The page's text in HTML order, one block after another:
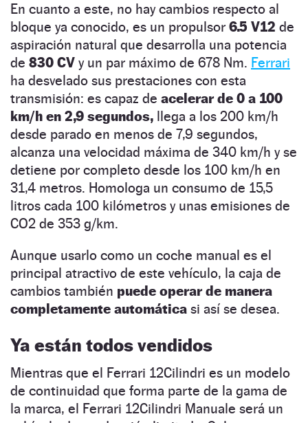
En cuanto a este, no hay cambios respecto al
bloque ya conocido, es un propulsor 6.5 V12 de
aspiración natural que desarrolla una potencia
de 830 CV y un par máximo de 678 Nm. Ferrari
ha desvelado sus prestaciones con esta
transmisión: es capaz de acelerar de 0 a 100
km/h en 2,9 segundos, llega a los 200 km/h
desde parado en menos de 7,9 segundos,
alcanza una velocidad máxima de 340 km/h y se
detiene por completo desde los 100 km/h en
31,4 metros. Homologa un consumo de 15,5
litros cada 100 kilómetros y unas emisiones de
CO2 de 353 g/km.
Aunque usarlo como un coche manual es el
principal atractivo de este vehículo, la caja de
cambios también puede operar de manera
completamente automática si así se desea.
Ya están todos vendidos
Mientras que el Ferrari 12Cilindri es un modelo
de continuidad que forma parte de la gama de
la marca, el Ferrari 12Cilindri Manuale será un